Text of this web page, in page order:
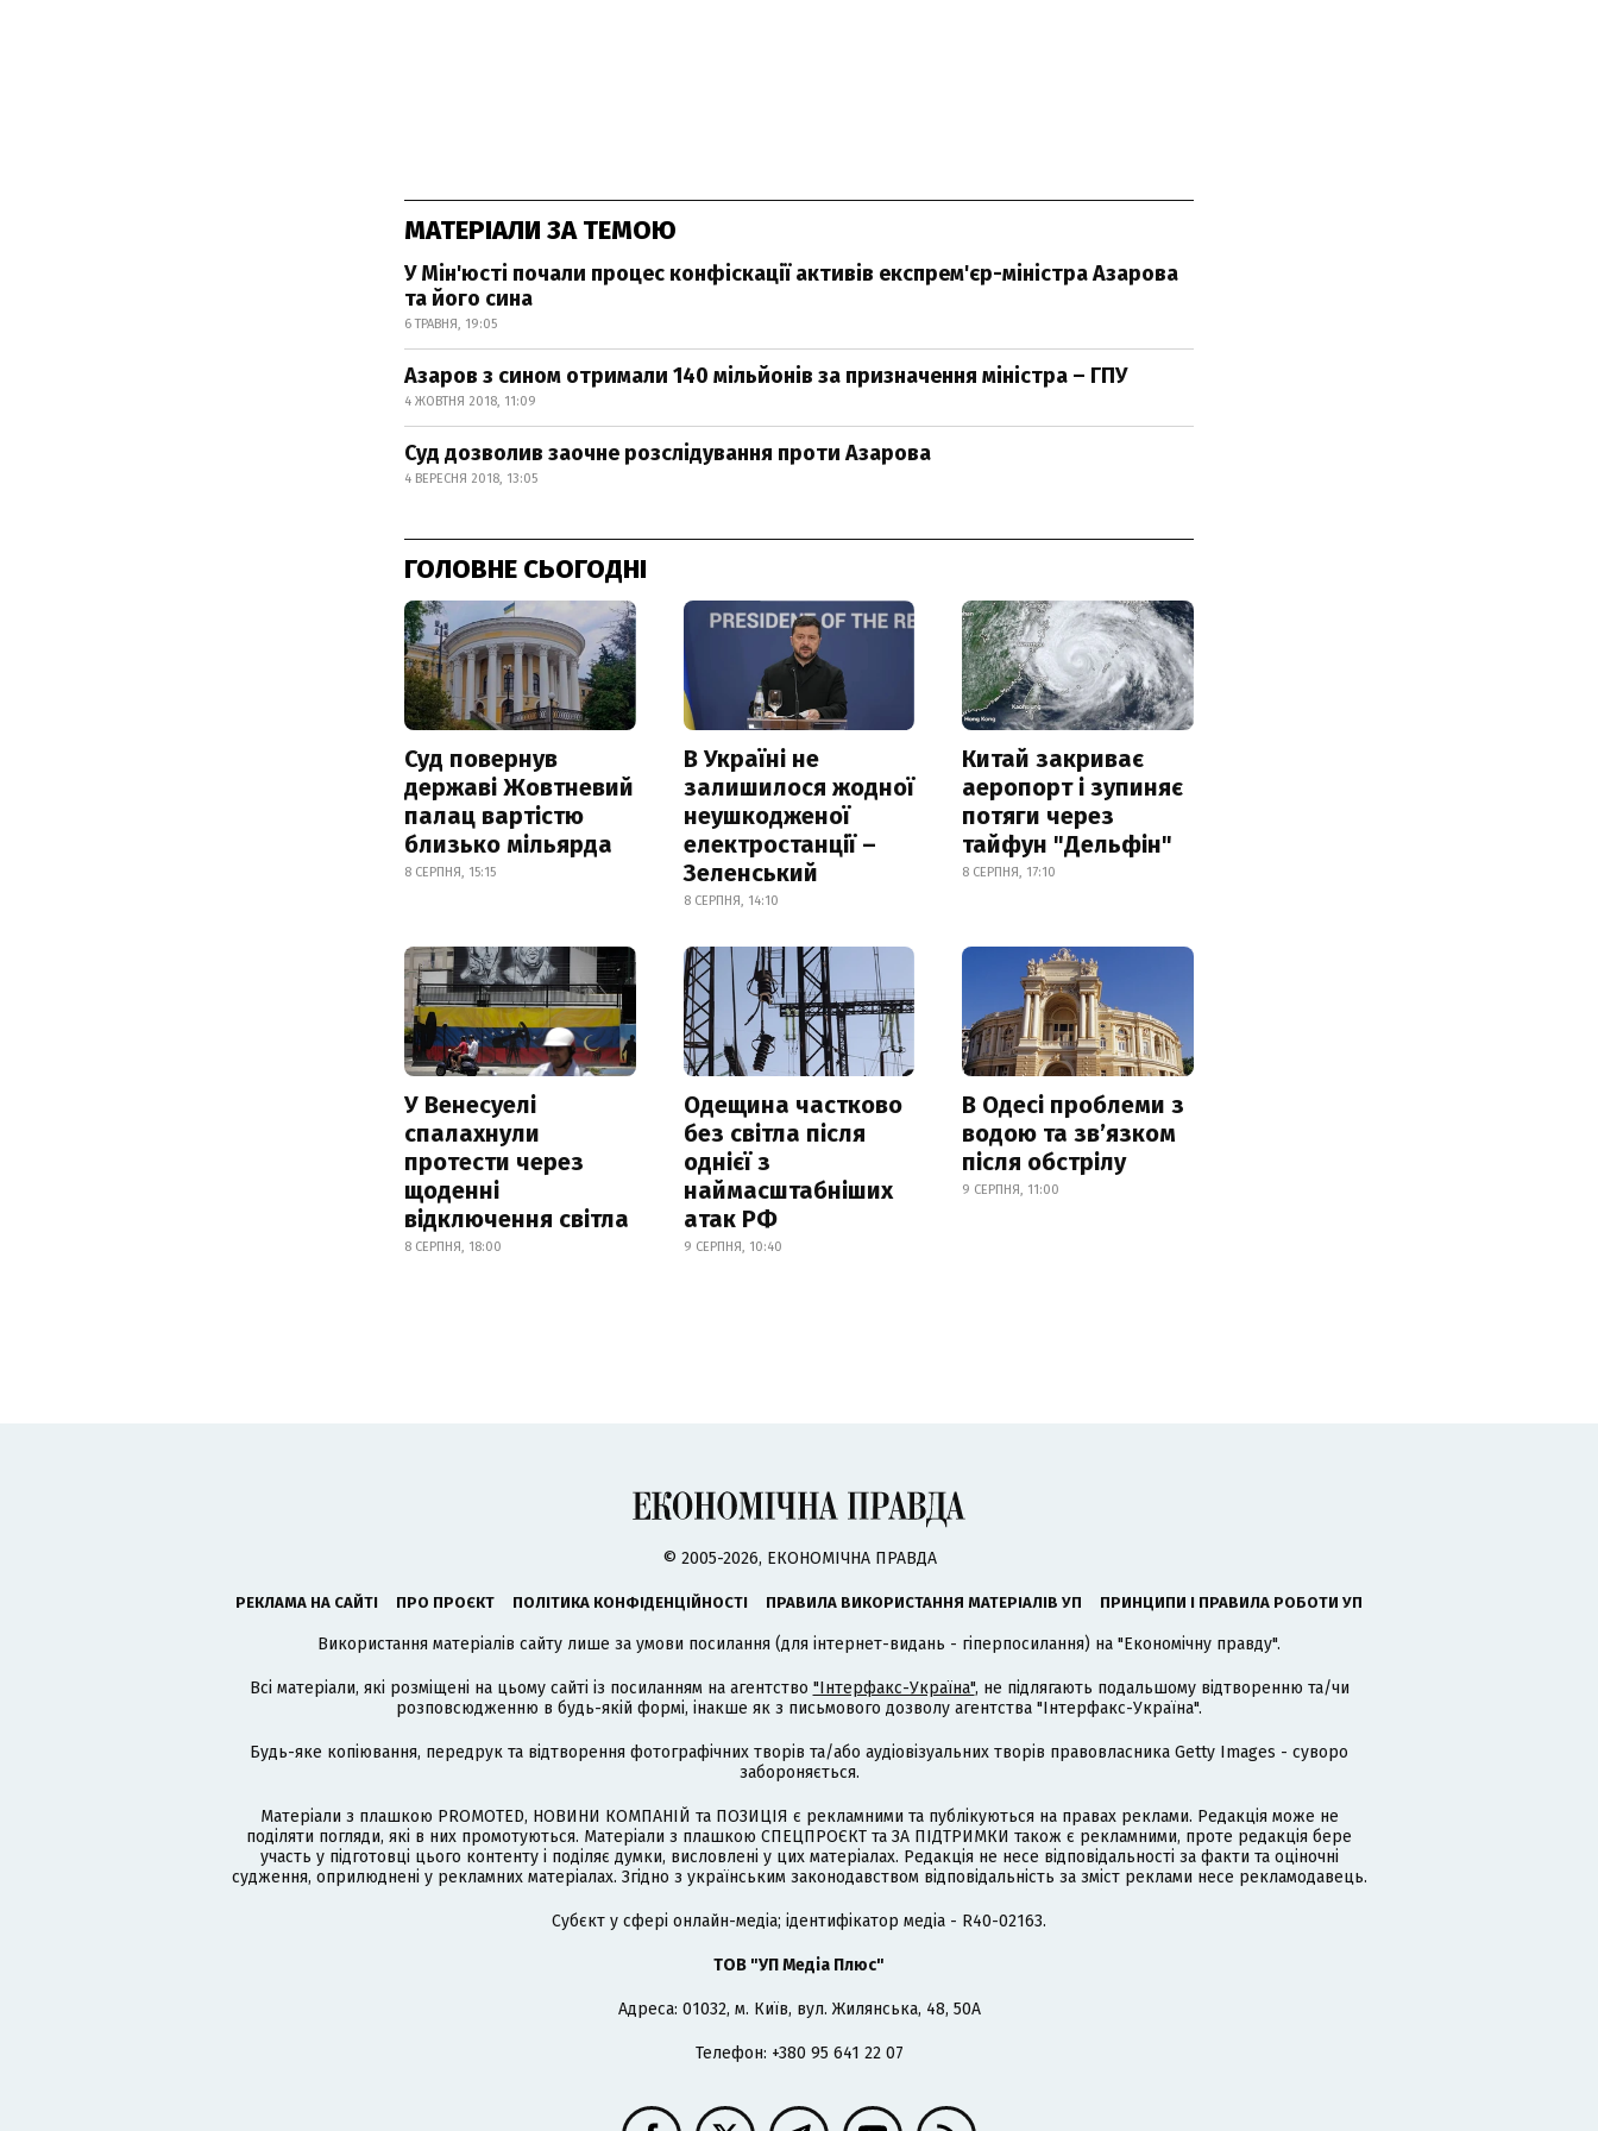
МАТЕРІАЛИ ЗА ТЕМОЮ
У Мін'юсті почали процес конфіскації активів експрем'єр-міністра Азарова
та його сина
6 ТРАВНЯ, 19:05
Азаров з сином отримали 140 мільйонів за призначення міністра – ГПУ
4 ЖОВТНЯ 2018, 11:09
Суд дозволив заочне розслідування проти Азарова
4 ВЕРЕСНЯ 2018, 13:05
ГОЛОВНЕ СЬОГОДНІ
Суд повернув
державі Жовтневий
палац вартістю
близько мільярда
8 СЕРПНЯ, 15:15
В Україні не
залишилося жодної
неушкодженої
електростанції –
Зеленський
8 СЕРПНЯ, 14:10
Китай закриває
аеропорт і зупиняє
потяги через
тайфун "Дельфін"
8 СЕРПНЯ, 17:10
У Венесуелі
спалахнули
протести через
щоденні
відключення світла
8 СЕРПНЯ, 18:00
Одещина частково
без світла після
однієї з
наймасштабніших
атак РФ
9 СЕРПНЯ, 10:40
В Одесі проблеми з
водою та звʼязком
після обстрілу
9 СЕРПНЯ, 11:00
© 2005-2026, ЕКОНОМІЧНА ПРАВДА
РЕКЛАМА НА САЙТІ ПРО ПРОЄКТ ПОЛІТИКА КОНФІДЕНЦІЙНОСТІ ПРАВИЛА ВИКОРИСТАННЯ МАТЕРІАЛІВ УП ПРИНЦИПИ І ПРАВИЛА РОБОТИ УП
Використання матеріалів сайту лише за умови посилання (для інтернет-видань - гіперпосилання) на "Економічну правду".
Всі матеріали, які розміщені на цьому сайті із посиланням на агентство "Інтерфакс-Україна", не підлягають подальшому відтворенню та/чи
розповсюдженню в будь-якій формі, інакше як з письмового дозволу агентства "Інтерфакс-Україна".
Будь-яке копіювання, передрук та відтворення фотографічних творів та/або аудіовізуальних творів правовласника Getty Images - суворо
забороняється.
Матеріали з плашкою PROMOTED, НОВИНИ КОМПАНІЙ та ПОЗИЦІЯ є рекламними та публікуються на правах реклами. Редакція може не
поділяти погляди, які в них промотуються. Матеріали з плашкою СПЕЦПРОЄКТ та ЗА ПІДТРИМКИ також є рекламними, проте редакція бере
участь у підготовці цього контенту і поділяє думки, висловлені у цих матеріалах. Редакція не несе відповідальності за факти та оціночні
судження, оприлюднені у рекламних матеріалах. Згідно з українським законодавством відповідальність за зміст реклами несе рекламодавець.
Cубєкт у сфері онлайн-медіа; ідентифікатор медіа - R40-02163.
ТОВ "УП Медіа Плюс"
Адреса: 01032, м. Київ, вул. Жилянська, 48, 50А
Телефон: +380 95 641 22 07